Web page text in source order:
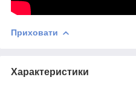
Приховати
Характеристики